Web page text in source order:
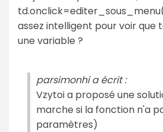
assez intelligent pour voir que
une variable ?
parsimonhi a écrit :
Vzytoi a proposé une
marche si la fonction n'a
paramètres)